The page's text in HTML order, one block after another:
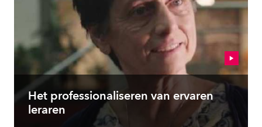
Het professionaliseren van ervaren
leraren